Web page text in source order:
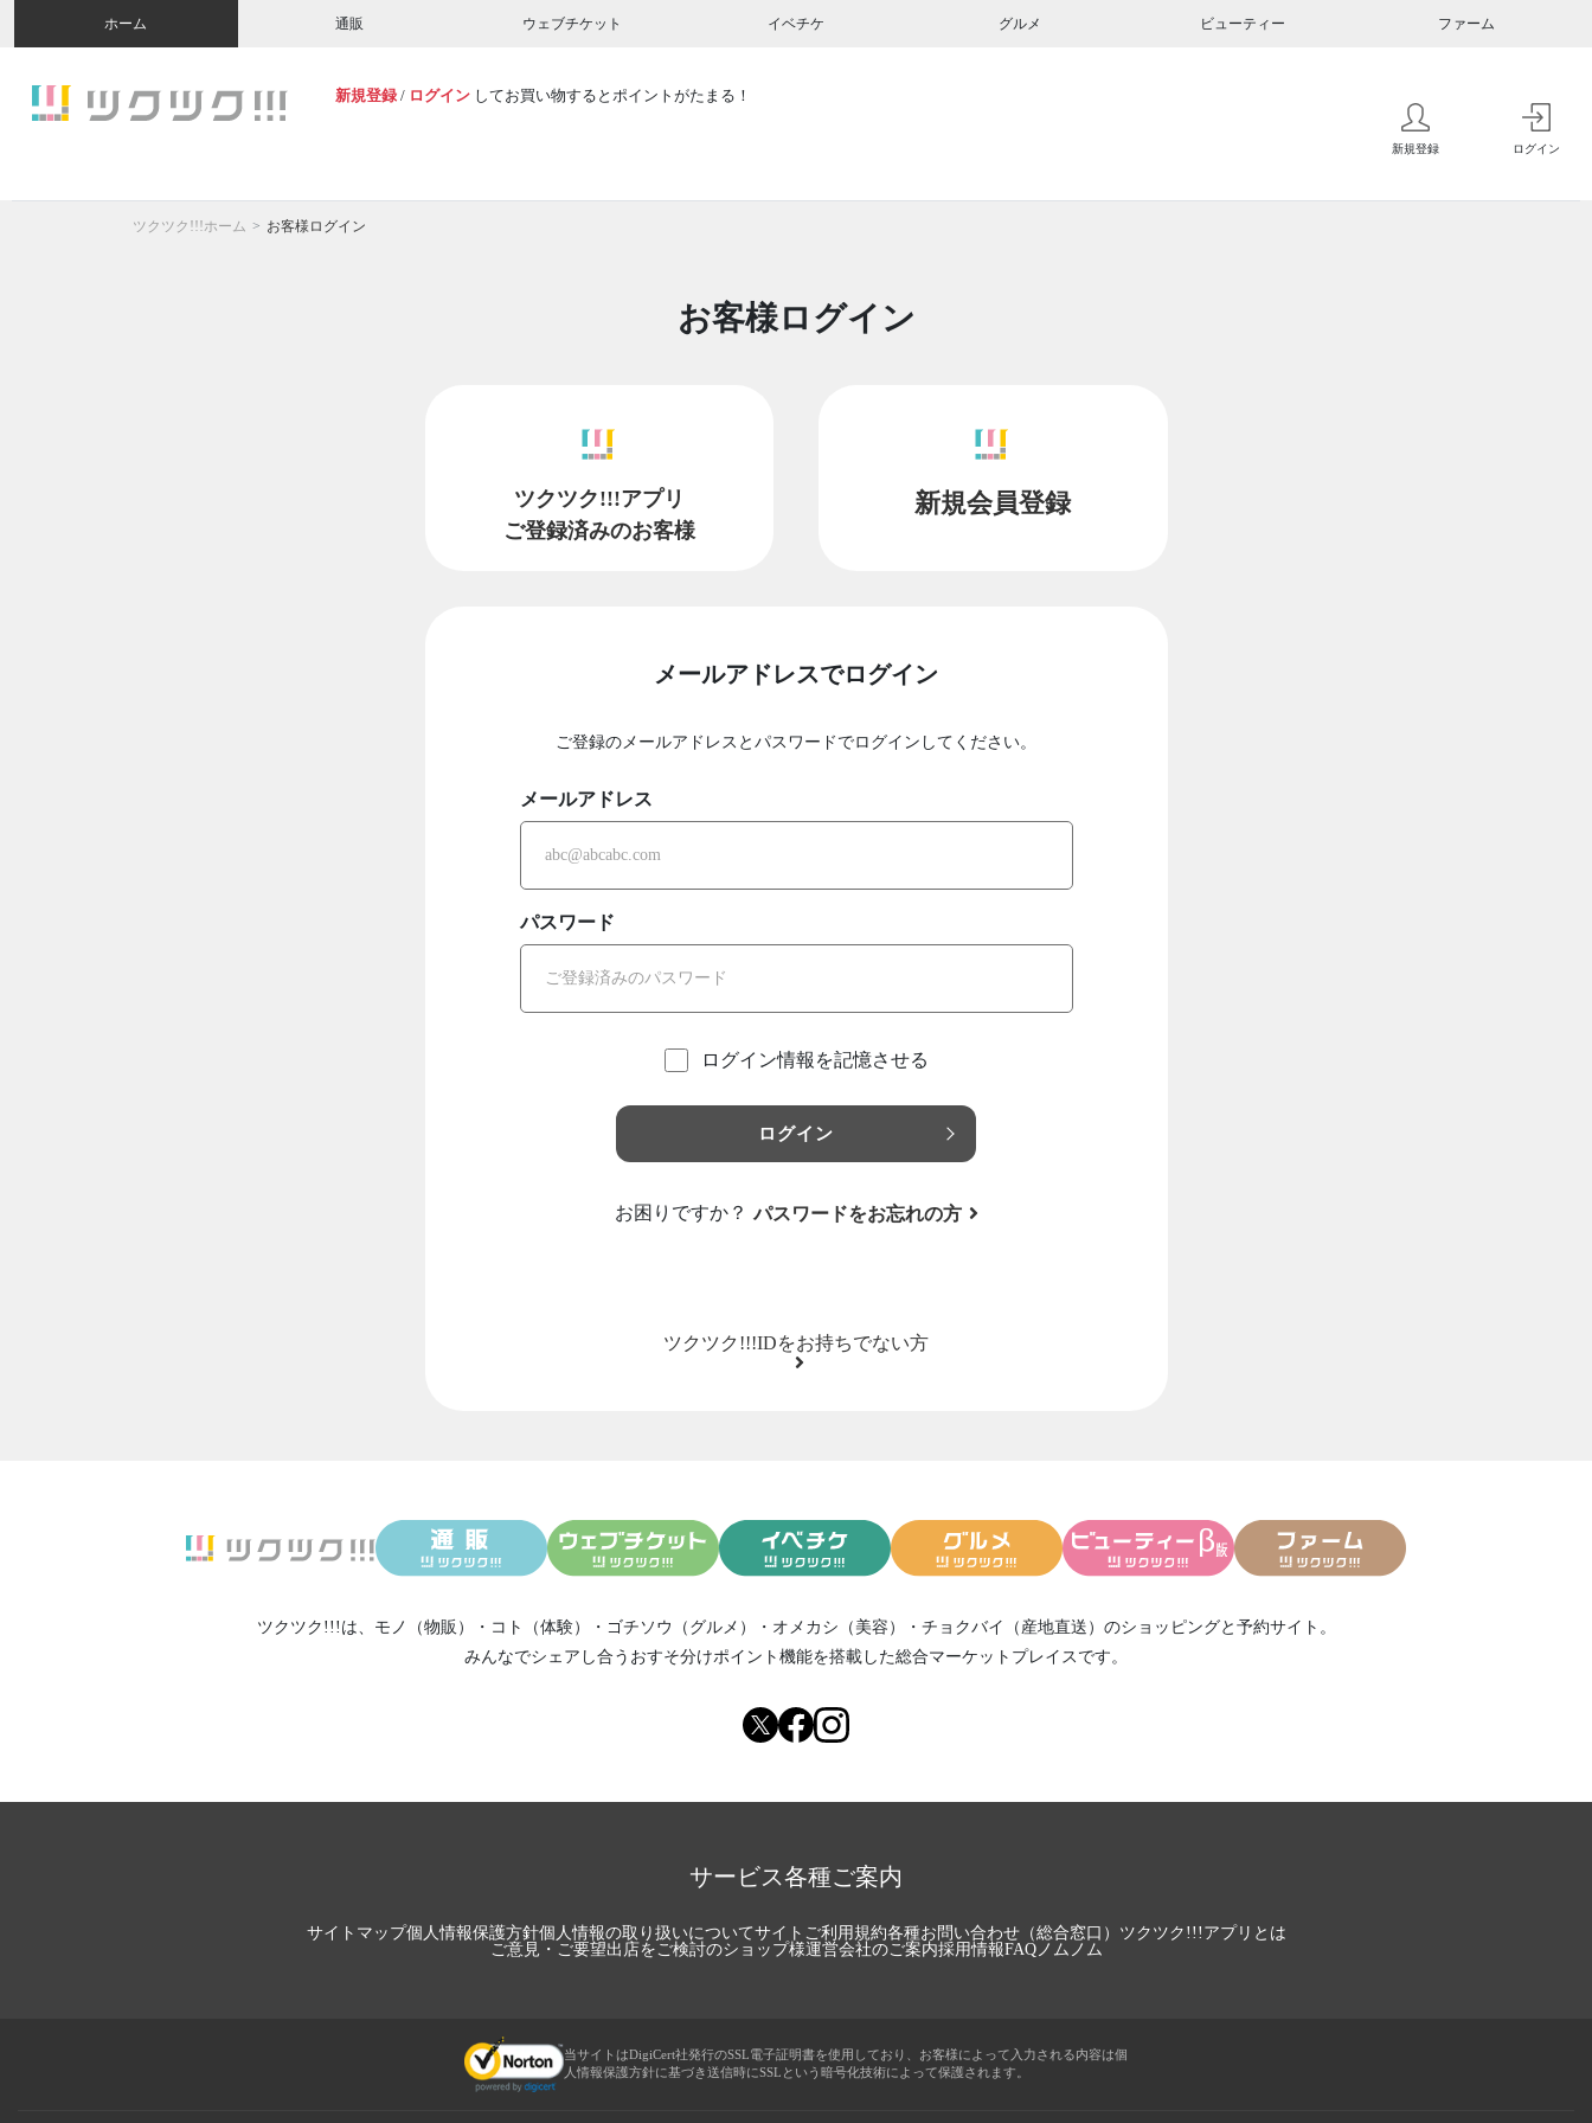
ホーム 通販 ウェブチケット イベチケ グルメ ビューティー ファーム
新規登録 / ログイン してお買い物するとポイントがたまる！
新規登録 ログイン
ツクツク!!!ホーム お客様ログイン
お客様ログイン
ツクツク!!!アプリ
ご登録済みのお客様
新規会員登録
メールアドレスでログイン
ご登録のメールアドレスとパスワードでログインしてください。
メールアドレス
パスワード
ログイン情報を記憶させる
ログイン
お困りですか？ パスワードをお忘れの方
ツクツク!!!IDをお持ちでない方
ツクツク!!!は、 モノ（物販） ・ コト（体験） ・ ゴチソウ（グルメ） ・ オメカシ（美容） ・ チョクバイ（産地直送） のショッピングと予約サイト。
みんなでシェアし合う おすそ分けポイント機能を搭載した総合マーケットプレイスです。
サービス各種ご案内
サイトマップ個人情報保護方針個人情報の取り扱いについてサイトご利用規約各種お問い合わせ（総合窓口） ツクツク!!!アプリとは
ご意見・ご要望出店をご検討のショップ様運営会社のご案内採用情報FAQノムノム
当サイトはDigiCert社発行のSSL電子証明書を使用しており、お客様によって入力される内容は個
人情報保護方針に基づき送信時にSSLという暗号化技術によって保護されます。